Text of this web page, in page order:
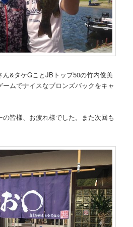
&タケGことJBトップ50の竹内俊美
ムでナイスなブロンズバックをキャ
皆様、お疲れ様でした。また次回も